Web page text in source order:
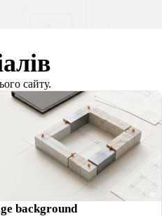
сайту.
background